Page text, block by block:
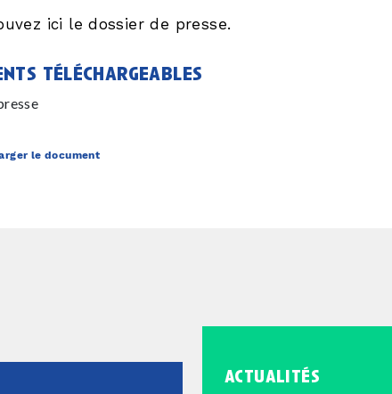
ici le dossier de presse.
téléchargeables
le document
actualités